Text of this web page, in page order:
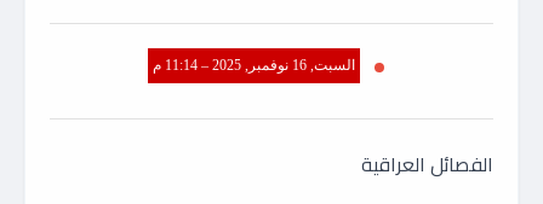
السبت, 16 نوفمبر, 2025 – 11:14 م
الفصائل العراقية